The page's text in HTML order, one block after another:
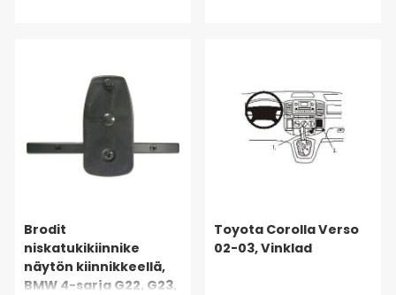
Brodit
niskatukikiinnike
näytön kiinnikkeellä,
BMW 4-sarja G22, G23,
Toyota Corolla Verso
02-03, Vinklad